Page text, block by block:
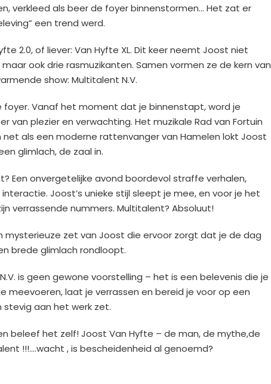
verkleed als beer de foyer binnenstormen… Het zat er
een trend werd.
2.0, of liever: Van Hyfte XL. Dit keer neemt Joost niet
ook drie rasmuzikanten. Samen vormen ze de kern van
show: Multitalent N.V.
foyer. Vanaf het moment dat je binnenstapt, word je
van plezier en verwachting. Het muzikale Rad van Fortuin
als een moderne rattenvanger van Hamelen lokt Joost
glimlach, de zaal in.
Een onvergetelijke avond boordevol straffe verhalen,
Joost’s unieke stijl sleept je mee, en voor je het
verrassende nummers. Multitalent? Absoluut!
mysterieuze zet van Joost die ervoor zorgt dat je de dag
brede glimlach rondloopt.
is geen gewone voorstelling – het is een belevenis die je
meevoeren, laat je verrassen en bereid je voor op een
stevig aan het werk zet.
beleef het zelf! Joost Van Hyfte – de man, de mythe,de
!!!….wacht , is bescheidenheid al genoemd?